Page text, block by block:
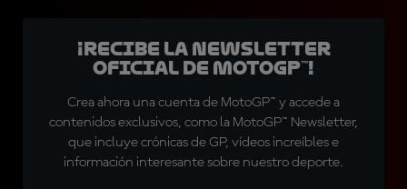
¡Recibe la Newsletter
oficial de MotoGP™!
Crea ahora una cuenta de MotoGP™ y accede a
contenidos exclusivos, como la MotoGP™ Newsletter,
que incluye crónicas de GP, vídeos increíbles e
información interesante sobre nuestro deporte.